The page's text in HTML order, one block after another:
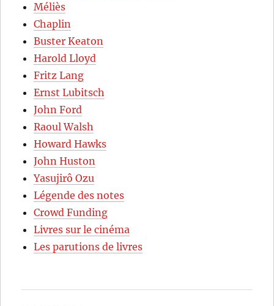
Méliès
Chaplin
Buster Keaton
Harold Lloyd
Fritz Lang
Ernst Lubitsch
John Ford
Raoul Walsh
Howard Hawks
John Huston
Yasujirô Ozu
Légende des notes
Crowd Funding
Livres sur le cinéma
Les parutions de livres